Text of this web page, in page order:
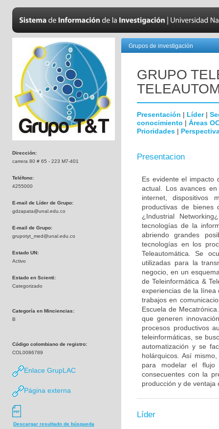
Dirección:
carrera 80 # 65 - 223 M7-401
Teléfono:
4255000
E-mail de Líder de Grupo:
gdzapata@unal.edu.co
E-mail de Grupo:
grupotyt_med@unal.edu.co
Estado UN:
Activo
Estado en Scienti:
Categorizado
Categoría en Minciencias:
B
Código colombiano de registro:
COL0086789
Enlace GrupLAC
Página externa
Descargar resultado de búsqueda
Grupos de investigación
GRUPO
Presentación | Líder|
conocimiento | Áreas
Prioridades |
Presentacion
Es evidente el impacto
actual. Los avances
internet, dispositivos
productivas de
¿Industrial
tecnologías de la
abriendo grandes
tecnologías en los
Teleautomática. Se
utilizadas para la
negocio, en un
de Teleinformática &
experiencias de la línea
trabajos en
Escuela de
que generen
procesos productivos
teleinformáticas, se
automatización y se
holárquicos. Así
para modelar el flujo
consecuentes con la
producción y de ventaja
Líder